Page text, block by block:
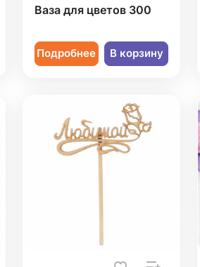
Ваза для цветов 300
Подробнее В корзину